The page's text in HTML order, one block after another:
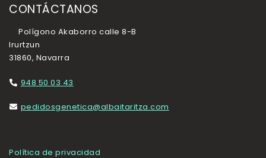
CONTÁCTANOS
Polígono Akaborro calle 8-B
Irurtzun
31860, Navarra
948 50 03 43
pedidosgenetica@albaitaritza.com
Política de privacidad